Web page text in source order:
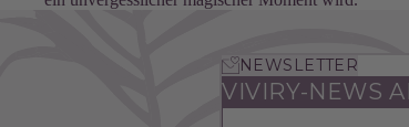
NEWSLETTER
VIVIRY-NEWS